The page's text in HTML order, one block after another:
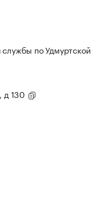
по Удмуртской
д 130